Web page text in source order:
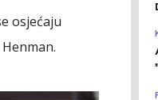
osjećaju